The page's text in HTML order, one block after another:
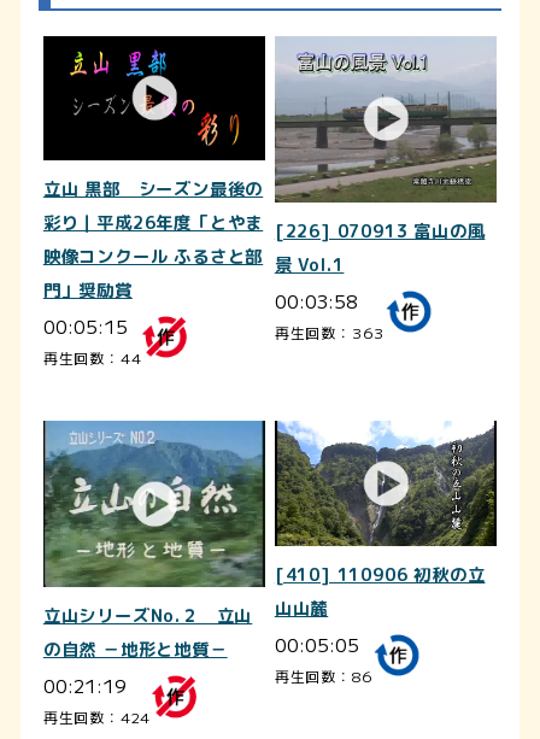
立山 黒部 シーズン最後の
彩り｜平成26年度「とやま
映像コンクール ふるさと部
門」奨励賞
00:05:15
再生回数：44
[226] 070913 富山の風
景 Vol.1
00:03:58
再生回数：363
立山シリーズNo.２ 立山
の自然 －地形と地質－
00:21:19
再生回数：424
[410] 110906 初秋の立
山山麓
00:05:05
再生回数：86